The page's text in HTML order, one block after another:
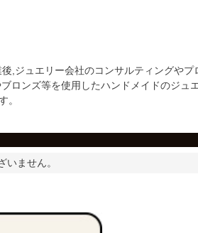
,ジュエリー会社のコンサルティングやプ
ロンズ等を使用したハンドメイドのジュ
。
ません。